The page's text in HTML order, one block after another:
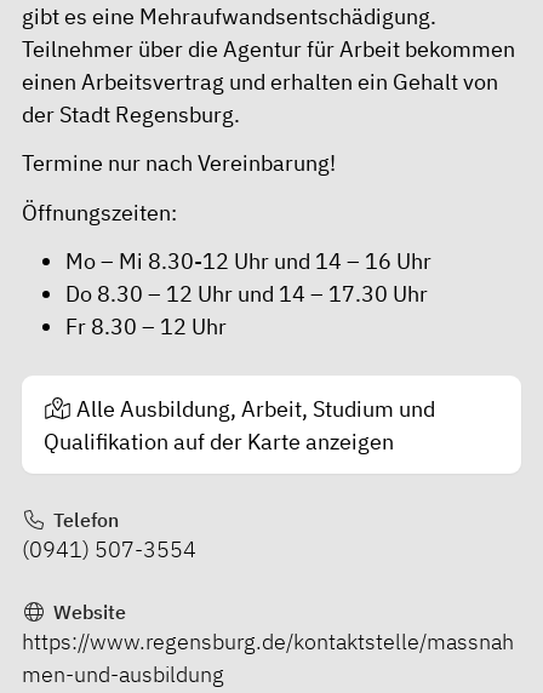
gibt es eine Mehraufwandsentschädigung.
Teilnehmer über die Agentur für Arbeit bekommen
einen Arbeitsvertrag und erhalten ein Gehalt von
der Stadt Regensburg.
Termine nur nach Vereinbarung!
Öffnungszeiten:
Mo – Mi 8.30-12 Uhr und 14 – 16 Uhr
Do 8.30 – 12 Uhr und 14 – 17.30 Uhr
Fr 8.30 – 12 Uhr
Alle Ausbildung, Arbeit, Studium und
Qualifikation auf der Karte anzeigen
Telefon
(0941) 507-3554
Website
https://www.regensburg.de/kontaktstelle/massnah
men-und-ausbildung